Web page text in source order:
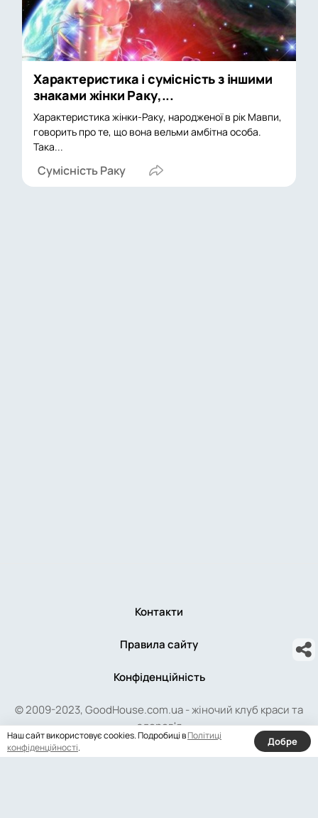
Характеристика і сумісність з іншими
знаками жінки Раку,...
Характеристика жінки-Раку, народженої в рік Мавпи,
говорить про те, що вона вельми амбітна особа.
Така...
Сумісність Раку
© 2009-2023, GoodHouse.com.ua - жіночий клуб краси та
здоров'я
Контакти
Правила сайту
Конфіденційність
Наш сайт використовує cookies. Подробиці вПолітиці
конфіденційності. Добре